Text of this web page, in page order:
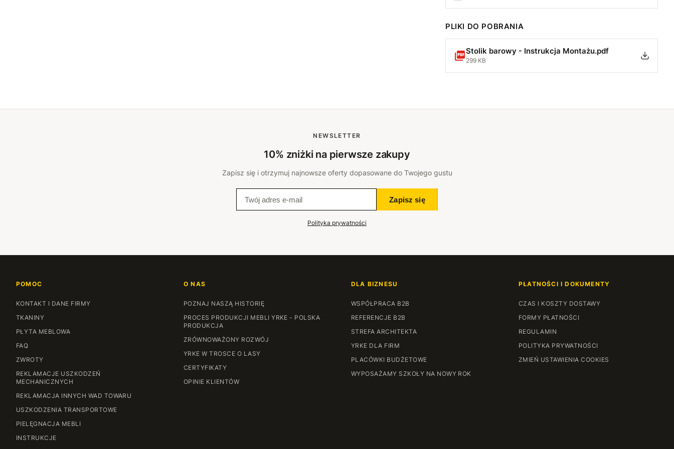
PLIKI DO POBRANIA
Stolik barowy - Instrukcja Montażu.pdf
299 KB
NEWSLETTER
10% zniżki na pierwsze zakupy
Zapisz się i otrzymuj najnowsze oferty dopasowane do Twojego gustu
Zapisz się
Polityka prywatności
POMOC
KONTAKT I DANE FIRMY
TKANINY
PŁYTA MEBLOWA
FAQ
ZWROTY
REKLAMACJE USZKODZEŃ
MECHANICZNYCH
REKLAMACJA INNYCH WAD TOWARU
USZKODZENIA TRANSPORTOWE
PIELĘGNACJA MEBLI
INSTRUKCJE
O NAS
POZNAJ NASZĄ HISTORIĘ
PROCES PRODUKCJI MEBLI YRKE - POLSKA
PRODUKCJA
ZRÓWNOWAŻONY ROZWÓJ
YRKE W TROSCE O LASY
CERTYFIKATY
OPINIE KLIENTÓW
DLA BIZNESU
WSPÓŁPRACA B2B
REFERENCJE B2B
STREFA ARCHITEKTA
YRKE DLA FIRM
PLACÓWKI BUDŻETOWE
WYPOSAŻAMY SZKOŁY NA NOWY ROK
PŁATNOŚCI I DOKUMENTY
CZAS I KOSZTY DOSTAWY
FORMY PŁATNOŚCI
REGULAMIN
POLITYKA PRYWATNOŚCI
ZMIEŃ USTAWIENIA COOKIES